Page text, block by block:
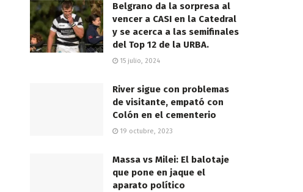
Belgrano da la sorpresa al
vencer a CASI en la Catedral
y se acerca a las semifinales
del Top 12 de la URBA.
15 julio, 2024
River sigue con problemas
de visitante, empató con
Colón en el cementerio
19 octubre, 2023
Massa vs Milei: El balotaje
que pone en jaque el
aparato político